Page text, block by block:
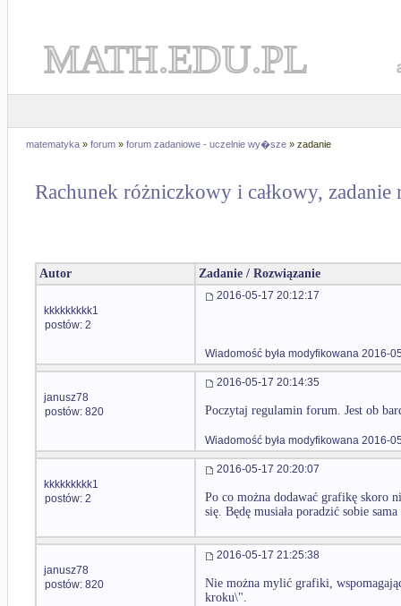
MATH.EDU.PL
matematyka » forum » forum zadaniowe - uczelnie wy�sze » zadanie
Rachunek różniczkowy i całkowy, zadanie
Autor Zadanie / Rozwiązanie
kkkkkkkkk1
postów: 2
2016-05-17 20:12:17
Wiadomość była modyfikowana 2016-
janusz78
postów: 820
2016-05-17 20:14:35
Poczytaj regulamin forum. Jest ob
Wiadomość była modyfikowana 2016-
kkkkkkkkk1
postów: 2
2016-05-17 20:20:07
Po co można dodawać grafikę skoro
się. Będę musiała poradzić sobie sama
janusz78
postów: 820
2016-05-17 21:25:38
Nie można mylić grafiki,
kroku\".